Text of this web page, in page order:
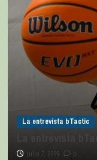
La entrevista bTactic
La entrevista
julio 7, 2026 0